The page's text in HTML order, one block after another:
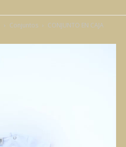
Conjuntos
CONJUNTO EN CAJA